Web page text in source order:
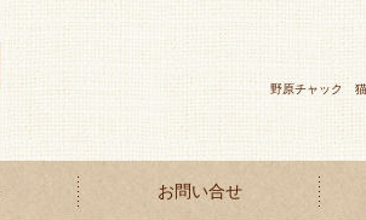
野原チャック
お問い合せ